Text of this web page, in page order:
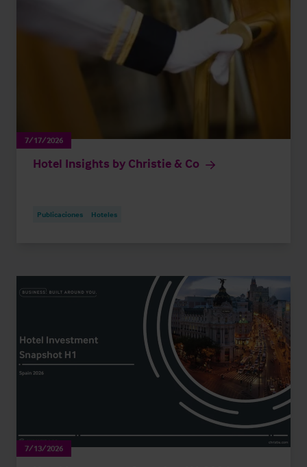
7/17/2026
Hotel Insights by Christie & Co
Publicaciones Hoteles
7/13/2026